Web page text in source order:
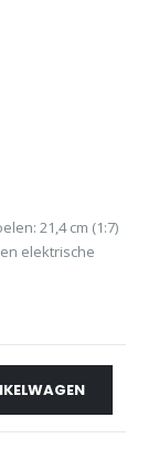
21,4 cm (1:7)
elektrische